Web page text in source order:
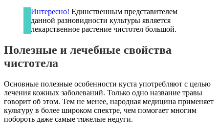
Интересно! Единственным представителем
данной разновидности культуры является
лекарственное растение чистотел большой.
Полезные и лечебные свойства
чистотела
Основные полезные особенности куста употребляют с целью
лечения кожных заболеваний. Только одно название травы
говорит об этом. Тем не менее, народная медицина применяет
культуру в более широком спектре, чем помогает многим
побороть даже самые тяжелые недуги.